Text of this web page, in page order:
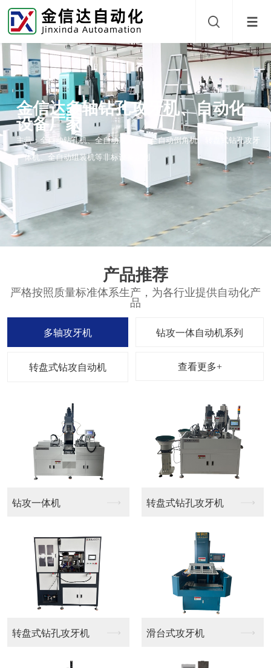
金信达多轴钻孔攻牙机、自动化
设备厂家
主营：全自动钻孔机、全自动攻牙机、全自动倒角机、转盘式钻孔攻牙
一体机、全自动组装机等非标设备定制
产品推荐
严格按照质量标准体系生产，为各行业提供自动化产
品
多轴攻牙机 钻攻一体自动机系列
转盘式钻攻自动机 查看更多+
钻攻一体机 转盘式钻孔攻牙机
转盘式钻孔攻牙机 滑台式攻牙机